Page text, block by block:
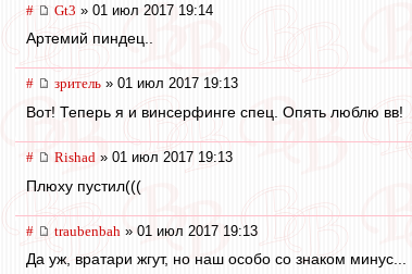
# Gt3 » 01 июл 2017 19:14
Артемий пиндец..
# зpитель » 01 июл 2017 19:13
Вот! Теперь я и винсерфинге спец. Опять люблю вв!
# Rishad » 01 июл 2017 19:13
Плюху пустил(((
# traubenbah » 01 июл 2017 19:13
Да уж, вратари жгут, но наш особо со знаком минус...